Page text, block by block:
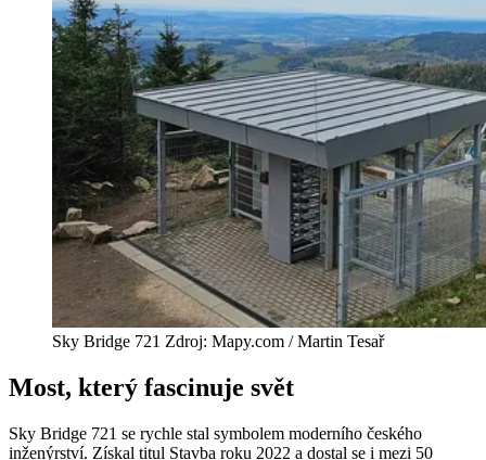
Sky Bridge 721 Zdroj: Mapy.com / Martin Tesař
Most, který fascinuje svět
Sky Bridge 721 se rychle stal symbolem moderního českého
inženýrství. Získal titul Stavba roku 2022 a dostal se i mezi 50